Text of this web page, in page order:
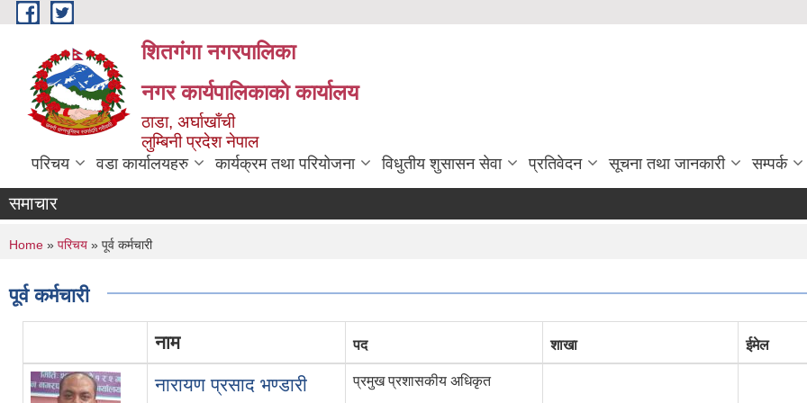
Skip to main content
शितगंगा नगरपालिका
नगर कार्यपालिकाकाे कार्यालय
ठाडा, अर्घाखाँची
लुम्बिनी प्रदेश नेपाल
परिचय वडा कार्यालयहरु कार्यक्रम तथा परियोजना विधुतीय शुसासन सेवा प्रतिवेदन सूचना तथा जानकारी सम्पर्क
समाचार
You are here
Home » परिचय » पूर्व कर्मचारी
पूर्व कर्मचारी
नाम पद शाखा ईमेल
नारायण प्रसाद भण्डारी प्रमुख प्रशासकीय अधिकृत